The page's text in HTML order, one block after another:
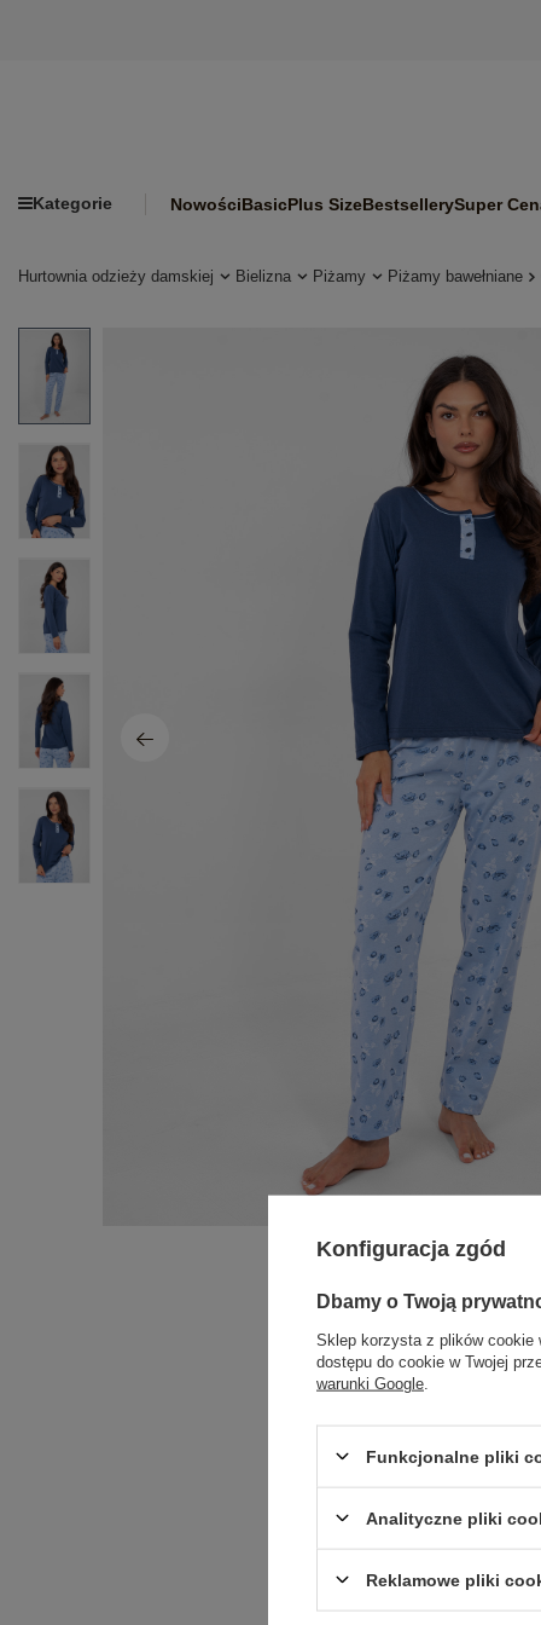
Kategorie NowościBasicPlus SizeBestsellerySuper
Hurtownia odzieży damskiej Bielizna Piżamy Piżamy bawełniane
Konfiguracja zgód
Dbamy o Twoją
Sklep korzysta z plików cookie
dostępu do cookie w Twojej
warunki Google
Funkcjonalne pliki
Analityczne pliki
Reklamowe pliki